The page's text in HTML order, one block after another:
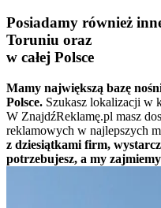
Posiadamy również
Toruniu oraz
w całej Polsce
Mamy największą bazę
Polsce. Szukasz lokalizacji w
W ZnajdźReklamę.pl masz
reklamowych w najlepszych
z dziesiątkami firm,
potrzebujesz, a my